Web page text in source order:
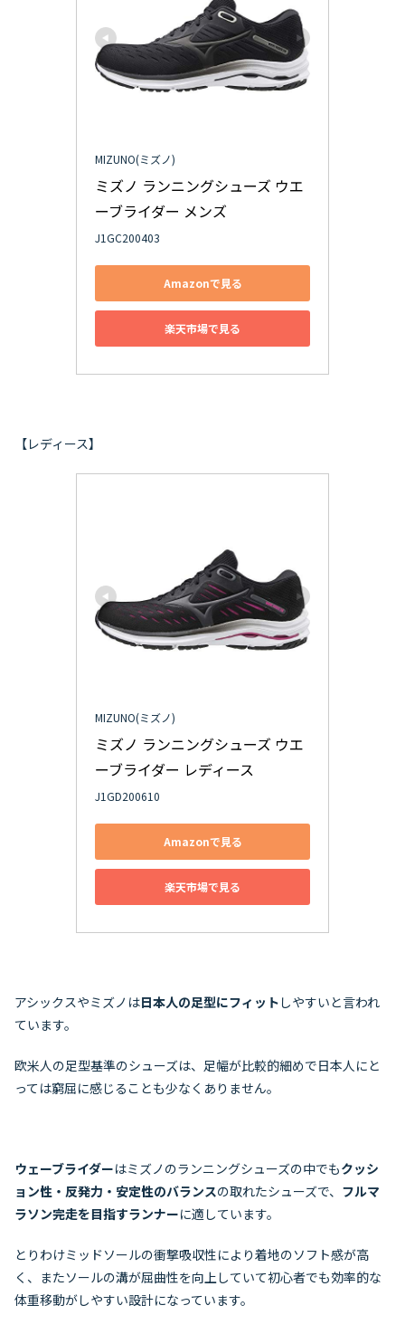
MIZUNO(ミズノ)
ミズノ ランニングシューズ ウエ
ーブライダー メンズ
J1GC200403
Amazonで見る
楽天市場で見る
【レディース】
MIZUNO(ミズノ)
ミズノ ランニングシューズ ウエ
ーブライダー レディース
J1GD200610
Amazonで見る
楽天市場で見る
アシックスやミズノは日本人の足型にフィット しやすいと言われ
ています。
欧米人の足型基準のシューズは、足幅が比較的細めで日本人にと
っては窮屈に感じることも少なくありません。
ウェーブライダーはミズノのランニングシューズの中でもクッシ
ョン性・反発力・安定性のバランスの取れたシューズで、 フルマ
ラソン完走を目指すランナーに適しています。
とりわけミッドソールの衝撃吸収性により着地のソフト感が高
く、またソールの溝が屈曲性を向上していて初心者でも効率的な
体重移動がしやすい設計になっています。